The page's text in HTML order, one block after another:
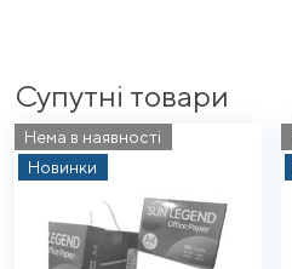
Супутні товари
Нема в наявності
Новинки